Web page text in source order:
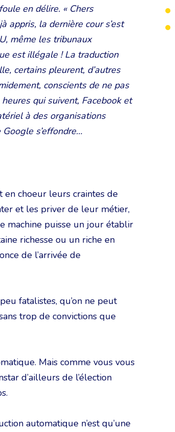
en délire. « Chers
appris, la dernière cour s’est
même les tribunaux
est illégale ! La traduction
certains pleurent, d’autres
conscients de ne pas
qui suivent, Facebook et
à des organisations
s’effondre…
en choeur leurs craintes de
et les priver de leur métier,
machine puisse un jour établir
richesse ou un riche en
de l’arrivée de
fatalistes, qu’on ne peut
trop de convictions que
Mais comme vous vous
d’ailleurs de l’élection
automatique n’est qu’une